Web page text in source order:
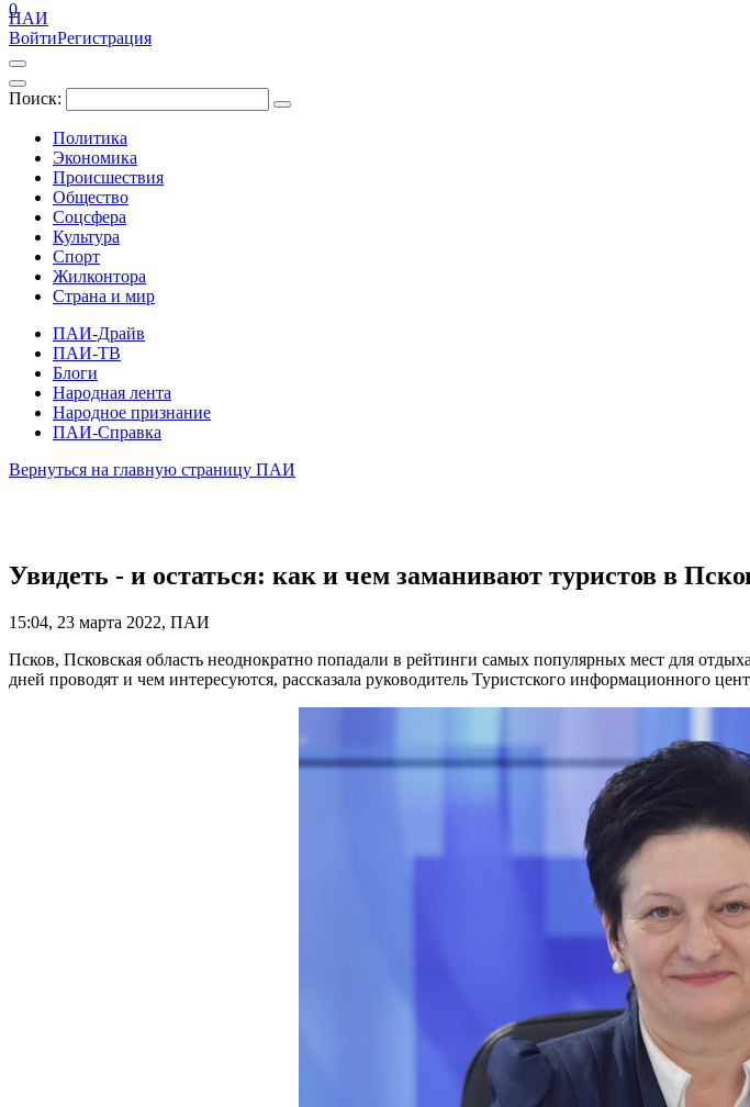
ПАИ
ВойтиРегистрация
Поиск:
Политика
Экономика
Происшествия
Общество
Соцсфера
Культура
Спорт
Жилконтора
Страна и мир
ПАИ-Драйв
ПАИ-ТВ
Блоги
Народная лента
Народное признание
ПАИ-Справка
0
Вернуться на главную страницу ПАИ
Увидеть - и остаться: как и чем заманивают туристов в
15:04, 23 марта 2022, ПАИ
Псков, Псковская область неоднократно попадали в рейтинги самых популярных мест для
дней проводят и чем интересуются, рассказала руководитель Туристского информационного